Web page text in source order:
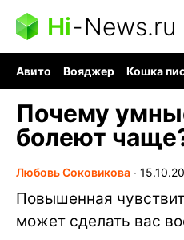
Hi-News.ru
Авито Вояджер Кошка
Почему
болеют
Любовь Соковикова ∙
Повышенная
может сделать вас